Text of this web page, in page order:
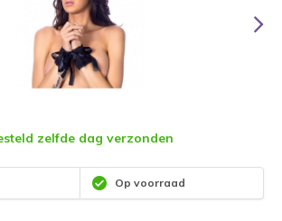
zelfde dag verzonden
Op voorraad